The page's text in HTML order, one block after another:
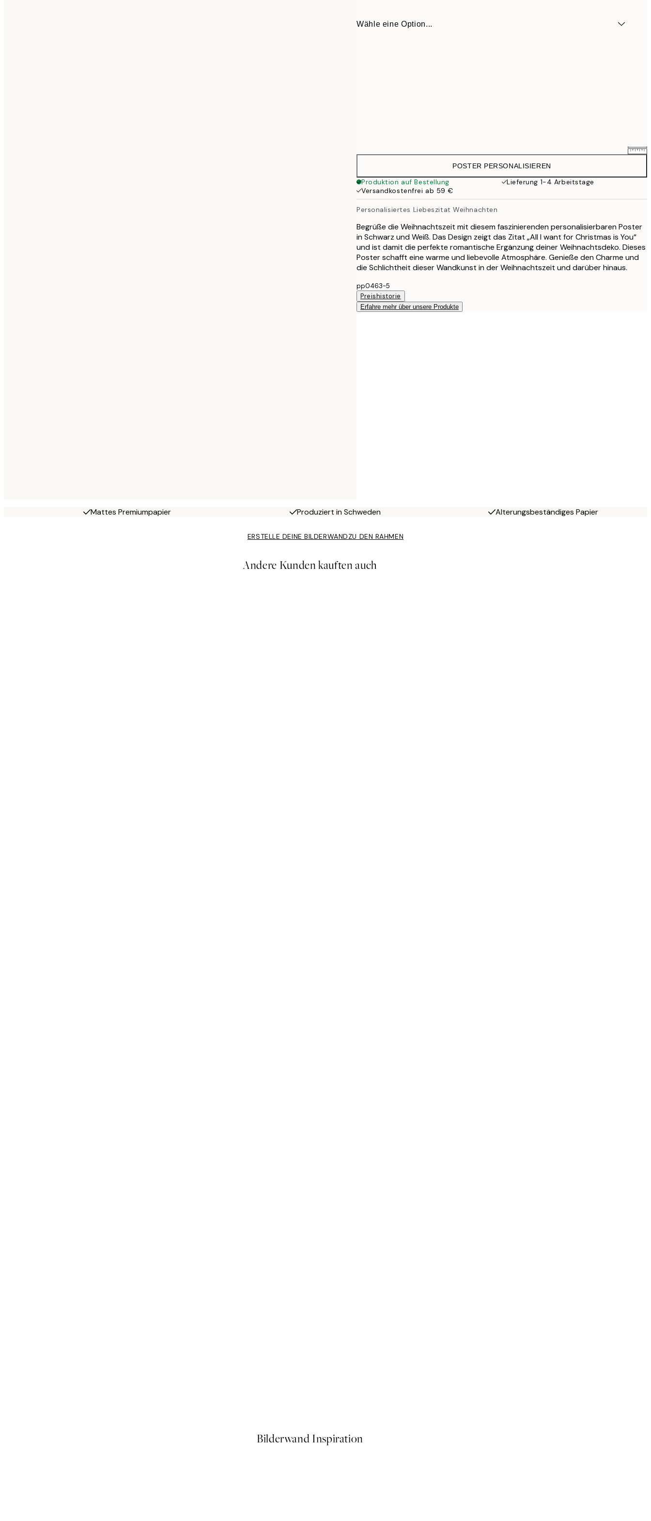
Wähle eine Option...
31,95 €
41,95 €
POSTER PERSONALISIEREN
Produktion auf Bestellung
Lieferung 1-4 Arbeitstage
Versandkostenfrei ab 59 €
Personalisiertes Liebeszitat Weihnachten
Begrüße die Weihnachtszeit mit diesem faszinierenden personalisierbaren Poster
in Schwarz und Weiß. Das Design zeigt das Zitat „All I want for Christmas is You“
und ist damit die perfekte romantische Ergänzung deiner Weihnachtsdeko. Dieses
Poster schafft eine warme und liebevolle Atmosphäre. Genieße den Charme und
die Schlichtheit dieser Wandkunst in der Weihnachtszeit und darüber hinaus.
pp0463-5
Preishistorie
Erfahre mehr über unsere Produkte
Mattes Premiumpapier Produziert in Schweden Alterungsbeständiges Papier
ERSTELLE DEINE BILDERWANDZU DEN RAHMEN
Andere Kunden kauften auch
Bilderwand Inspiration